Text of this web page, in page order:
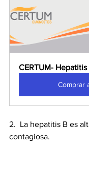
CERTUM- Hepatitis
Comprar
2.  La hepatitis B es
contagiosa.